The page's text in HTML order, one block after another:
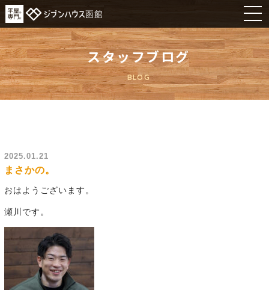
スタッフブログ
BLOG
2025.01.21
まさかの。
おはようございます。
瀬川です。